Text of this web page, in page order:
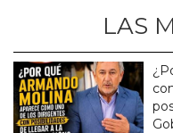
LAS